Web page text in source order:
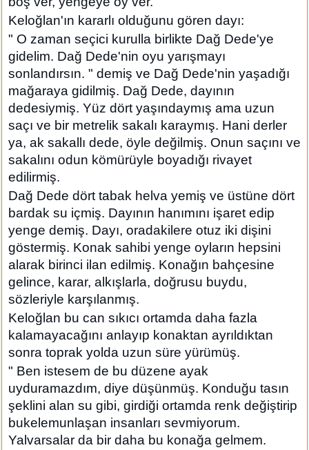
Keloğlan'ın kararlı olduğunu gören dayı:
" O zaman seçici kurulla birlikte Dağ Dede'ye
gidelim. Dağ Dede'nin oyu yarışmayı
sonlandırsın. " demiş ve Dağ Dede'nin yaşadığı
mağaraya gidilmiş. Dağ Dede, dayının
dedesiymiş. Yüz dört yaşındaymış ama uzun
saçı ve bir metrelik sakalı karaymış. Hani derler
ya, ak sakallı dede, öyle değilmiş. Onun saçını ve
sakalını odun kömürüyle boyadığı rivayet
edilirmiş.
Dağ Dede dört tabak helva yemiş ve üstüne dört
bardak su içmiş. Dayının hanımını işaret edip
yenge demiş. Dayı, oradakilere otuz iki dişini
göstermiş. Konak sahibi yenge oyların hepsini
alarak birinci ilan edilmiş. Konağın bahçesine
gelince, karar, alkışlarla, doğrusu buydu,
sözleriyle karşılanmış.
Keloğlan bu can sıkıcı ortamda daha fazla
kalamayacağını anlayıp konaktan ayrıldıktan
sonra toprak yolda uzun süre yürümüş.
" Ben istesem de bu düzene ayak
uyduramazdım, diye düşünmüş. Konduğu tasın
şeklini alan su gibi, girdiği ortamda renk değiştirip
bukelemunlaşan insanları sevmiyorum.
Yalvarsalar da bir daha bu konağa gelmem.